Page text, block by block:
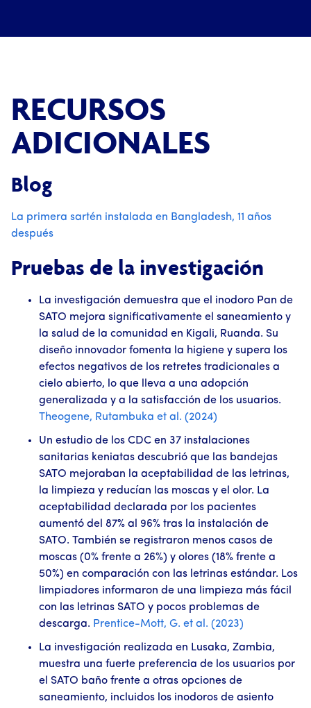
RECURSOS
ADICIONALES
Blog
La primera sartén instalada en Bangladesh, 11 años
después
Pruebas de la investigación
La investigación demuestra que el inodoro Pan de
SATO mejora significativamente el saneamiento y
la salud de la comunidad en Kigali, Ruanda. Su
diseño innovador fomenta la higiene y supera los
efectos negativos de los retretes tradicionales a
cielo abierto, lo que lleva a una adopción
generalizada y a la satisfacción de los usuarios.
Theogene, Rutambuka et al. (2024)
Un estudio de los CDC en 37 instalaciones
sanitarias keniatas descubrió que las bandejas
SATO mejoraban la aceptabilidad de las letrinas,
la limpieza y reducían las moscas y el olor. La
aceptabilidad declarada por los pacientes
aumentó del 87% al 96% tras la instalación de
SATO. También se registraron menos casos de
moscas (0% frente a 26%) y olores (18% frente a
50%) en comparación con las letrinas estándar. Los
limpiadores informaron de una limpieza más fácil
con las letrinas SATO y pocos problemas de
descarga. Prentice-Mott, G. et al. (2023)
La investigación realizada en Lusaka, Zambia,
muestra una fuerte preferencia de los usuarios por
el SATO baño frente a otras opciones de
saneamiento, incluidos los inodoros de asiento